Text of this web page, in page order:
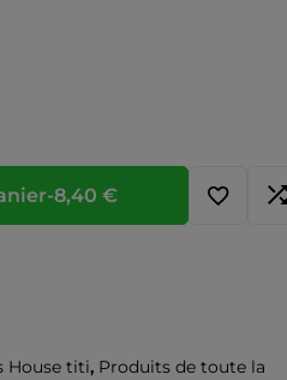
-8,40 €
House titi, Produits de toute la